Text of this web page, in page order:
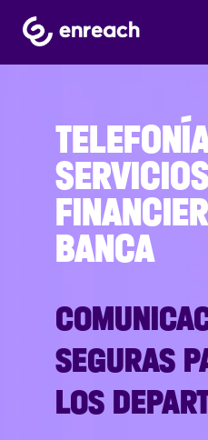
SERVICIOS
BANCA
SEGURAS
LOS